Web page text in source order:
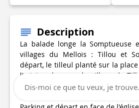
Description
La balade longe la Somptueuse
villages du Mellois : Tillou et
départ, le tilleul planté sur la
l'origine du nom du village de
"theil' en langue poitevine.
Dis-moi ce que tu veux, je